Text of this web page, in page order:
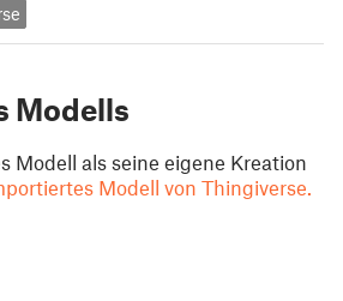
Modells
Modell als seine eigene Kreation
Modell von Thingiverse.